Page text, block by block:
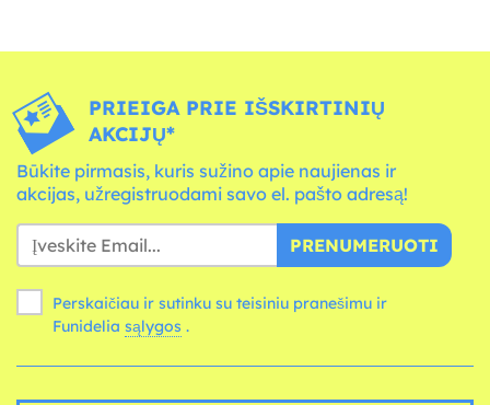
PRIEIGA PRIE IŠSKIRTINIŲ
AKCIJŲ*
Būkite pirmasis, kuris sužino apie naujienas ir
akcijas, užregistruodami savo el. pašto adresą!
PRENUMERUOTI
Perskaičiau ir sutinku su teisiniu pranešimu ir
Funidelia sąlygos .